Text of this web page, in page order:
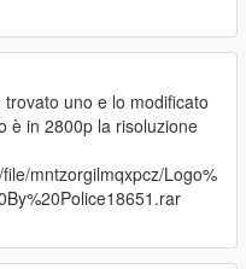
uno e lo modificato
è in 2800p la risoluzione
mntzorgilmqxpcz/Logo%